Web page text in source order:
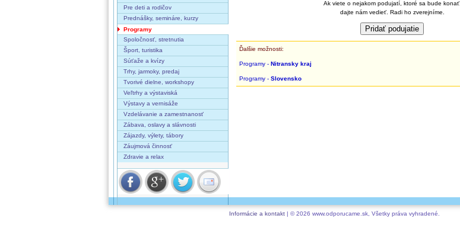
Pre deti a rodičov
Prednášky, semináre, kurzy
Programy
Spoločnosť, stretnutia
Šport, turistika
Súťaže a kvízy
Trhy, jarmoky, predaj
Tvorivé dielne, workshopy
Veľtrhy a výstaviská
Výstavy a vernisáže
Vzdelávanie a zamestnanosť
Zábava, oslavy a slávnosti
Zájazdy, výlety, tábory
Záujmová činnosť
Zdravie a relax
Ak viete o nejakom podujatí, ktoré sa bude konať,
dajte nám vedieť. Radi ho zverejníme.
Ďalšie možnosti:
Programy - Nitransky kraj
Programy - Slovensko
Informácie a kontakt| © 2026 www.odporucame.sk, Všetky práva vyhradené.